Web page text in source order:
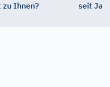
zu Ihnen?
seit